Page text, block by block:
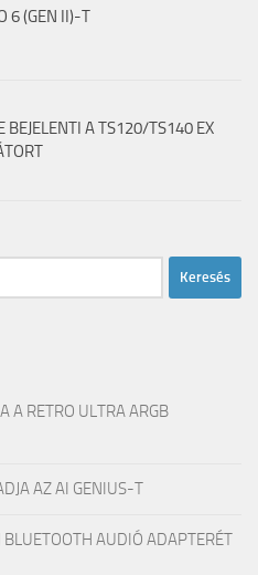
6 (GEN II)-T
BEJELENTI A TS120/TS140 EX
A RETRO ULTRA ARGB
AZ AI GENIUS-T
AUDIÓ ADAPTERÉT